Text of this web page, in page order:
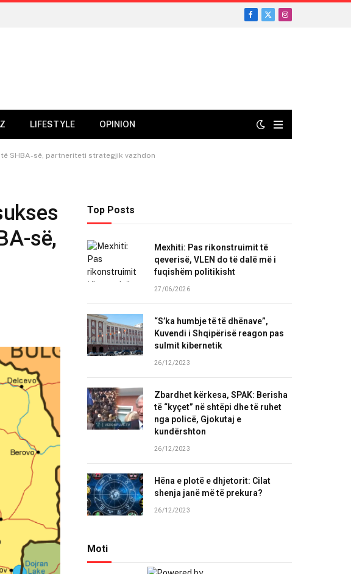
Facebook
X
Instagram
LIFESTYLE OPINION
SHBA-së, partneriteti strategjik vazhdon
së,
Top Posts
Mexhiti: Pas rikonstruimit të
qeverisë, VLEN do të dalë më i
fuqishëm politikisht
27/06/2026
“S’ka humbje të të dhënave”,
Kuvendi i Shqipërisë reagon pas
sulmit kibernetik
26/12/2023
Zbardhet kërkesa, SPAK: Berisha
të “kyçet” në shtëpi dhe të ruhet
nga policë, Gjokutaj e
kundërshton
26/12/2023
Hëna e plotë e dhjetorit: Cilat
shenja janë më të prekura?
26/12/2023
Moti